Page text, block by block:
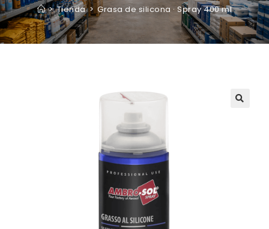
> Tienda > Grasa de silicona · Spray 400 ml